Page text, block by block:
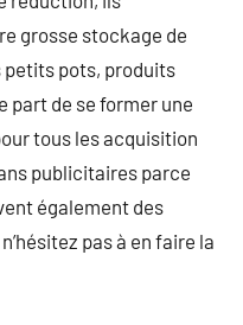
grosse stockage de
petits pots, produits
part de se former une
tous les acquisition
publicitaires parce
également des
pas à en faire la